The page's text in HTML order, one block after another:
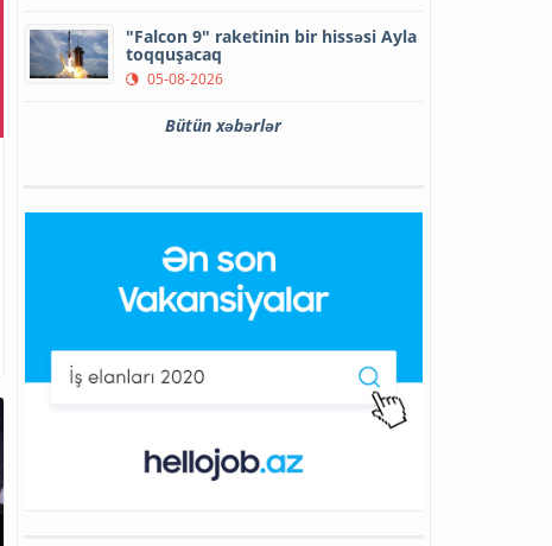
"Falcon 9" raketinin bir hissəsi Ayla
toqquşacaq
05-08-2026
Bütün xəbərlər